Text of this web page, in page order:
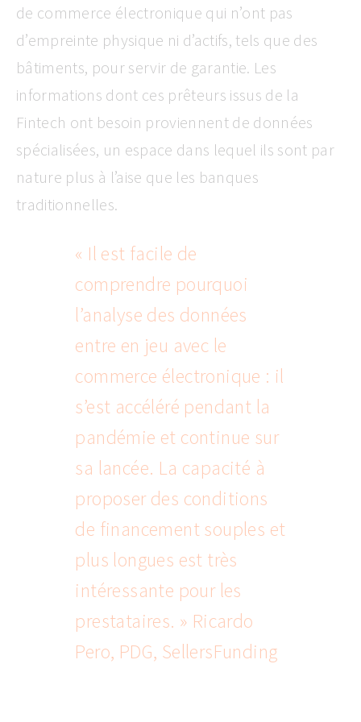
de commerce électronique qui n’ont pas
d’empreinte physique ni d’actifs, tels que des
bâtiments, pour servir de garantie. Les
informations dont ces prêteurs issus de la
Fintech ont besoin proviennent de données
spécialisées, un espace dans lequel ils sont par
nature plus à l’aise que les banques
traditionnelles.
« Il est facile de
comprendre pourquoi
l’analyse des données
entre en jeu avec le
commerce électronique : il
s’est accéléré pendant la
pandémie et continue sur
sa lancée. La capacité à
proposer des conditions
de financement souples et
plus longues est très
intéressante pour les
prestataires. » Ricardo
Pero, PDG, SellersFunding